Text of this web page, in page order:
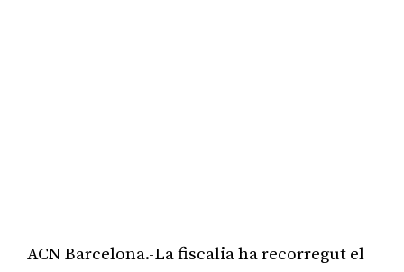
ACN Barcelona.-La fiscalia ha recorregut el